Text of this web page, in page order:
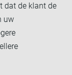
dat de klant de
uw